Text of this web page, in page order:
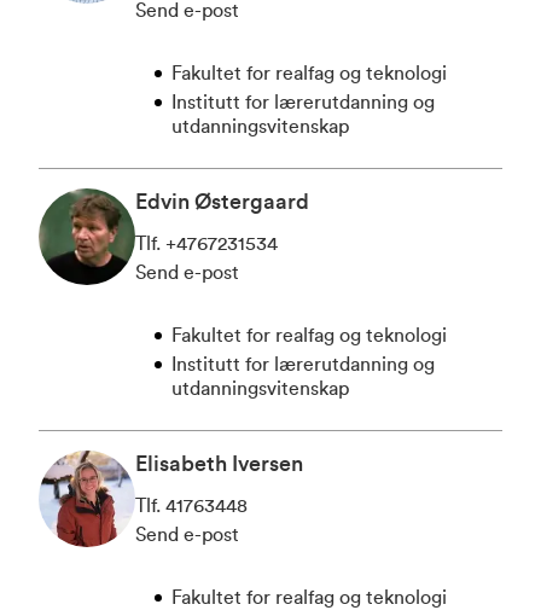
Send e-post
Fakultet for realfag og teknologi
Institutt for lærerutdanning og
utdanningsvitenskap
Edvin Østergaard
Tlf. +4767231534
Send e-post
Fakultet for realfag og teknologi
Institutt for lærerutdanning og
utdanningsvitenskap
Elisabeth Iversen
Tlf. 41763448
Send e-post
Fakultet for realfag og teknologi